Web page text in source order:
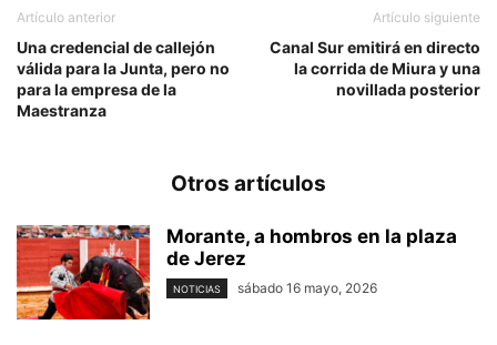
Artículo anterior
Una credencial de callejón
válida para la Junta, pero no
para la empresa de la
Maestranza
Artículo siguiente
Canal Sur emitirá en directo
la corrida de Miura y una
novillada posterior
Otros artículos
Morante, a hombros en la plaza
de Jerez
NOTICIAS sábado 16 mayo, 2026